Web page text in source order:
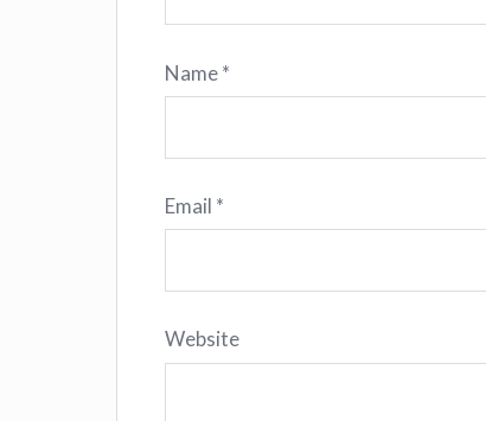
Name*
Email *
Website